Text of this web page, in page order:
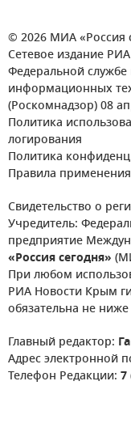
© 2026 МИА «Россия
Сетевое издание
Федеральной службе
информационных
(Роскомнадзор) 08
Политика
логирования
Политика
Правила
Свидетельство о
Учредитель:
предприятие
«Россия сегодня»
При любом
РИА Новости Крым
обязательна не ниже
Главный редактор:
Адрес электронной
Телефон Редакции: 7